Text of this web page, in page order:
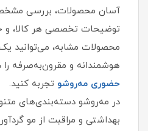
آسان محصولات، بررسی
توضیحات تخصصی هر کالا، و
محصولات مشابه، می‌توانید
هوشمندانه و مقرون‌به‌صرفه را
حضوری مه‌روشو تجربه کنید.
در مه‌روشو دسته‌بندی‌های
بهداشتی و مراقبت از مو